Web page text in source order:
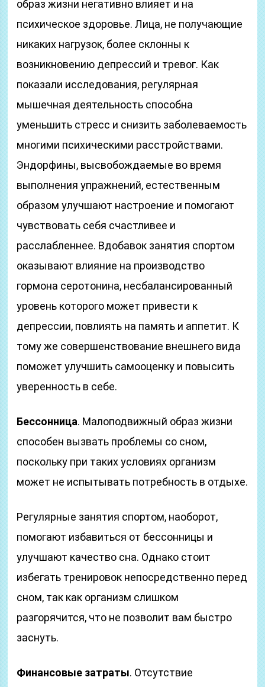
образ жизни негативно влияет и на
психическое здоровье. Лица, не получающие
никаких нагрузок, более склонны к
возникновению депрессий и тревог. Как
показали исследования, регулярная
мышечная деятельность способна
уменьшить стресс и снизить заболеваемость
многими психическими расстройствами.
Эндорфины, высвобождаемые во время
выполнения упражнений, естественным
образом улучшают настроение и помогают
чувствовать себя счастливее и
расслабленнее. Вдобавок занятия спортом
оказывают влияние на производство
гормона серотонина, несбалансированный
уровень которого может привести к
депрессии, повлиять на память и аппетит. К
тому же совершенствование внешнего вида
поможет улучшить самооценку и повысить
уверенность в себе.
Бессонница. Малоподвижный образ жизни
способен вызвать проблемы со сном,
поскольку при таких условиях организм
может не испытывать потребность в отдыхе.
Регулярные занятия спортом, наоборот,
помогают избавиться от бессонницы и
улучшают качество сна. Однако стоит
избегать тренировок непосредственно перед
сном, так как организм слишком
разгорячится, что не позволит вам быстро
заснуть.
Финансовые затраты. Отсутствие